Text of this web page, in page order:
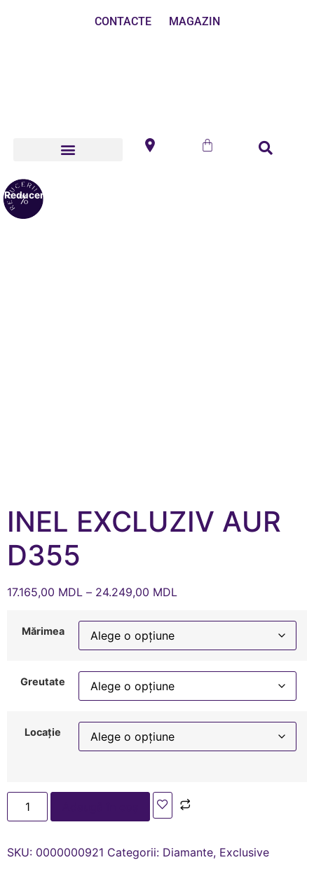
CONTACTE MAGAZIN
Reduceri!
INEL EXCLUZIV AUR
D355
17.165,00 MDL – 24.249,00 MDL
Mărimea
Greutate
Locație
SKU: 0000000921 Categorii: Diamante, Exclusive